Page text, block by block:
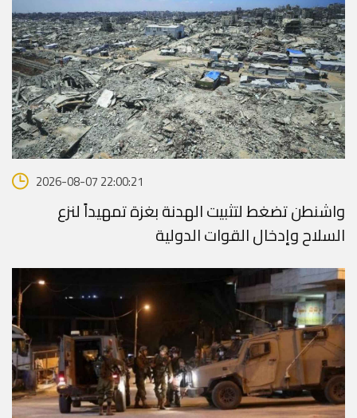
2026-08-07 22:00:21
واشنطن تضغط لتثبيت الهدنة بغزة تمهيداً لنزع
السلاح وإدخال القوات الدولية